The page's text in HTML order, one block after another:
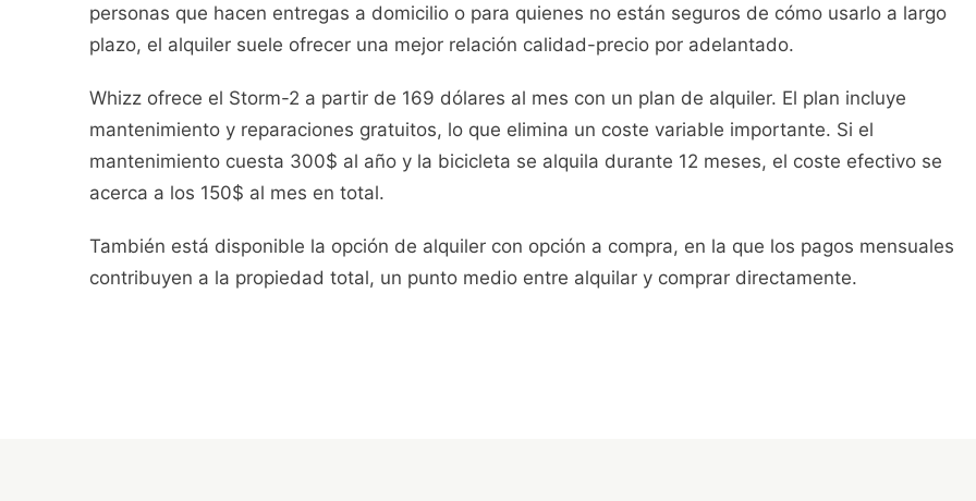
personas que hacen entregas a domicilio o para quienes no están seguros de cómo usarlo a largo
plazo, el alquiler suele ofrecer una mejor relación calidad-precio por adelantado.
Whizz ofrece el Storm-2 a partir de 169 dólares al mes con un plan de alquiler. El plan incluye
mantenimiento y reparaciones gratuitos, lo que elimina un coste variable importante. Si el
mantenimiento cuesta 300$ al año y la bicicleta se alquila durante 12 meses, el coste efectivo se
acerca a los 150$ al mes en total.
También está disponible la opción de alquiler con opción a compra, en la que los pagos mensuales
contribuyen a la propiedad total, un punto medio entre alquilar y comprar directamente.